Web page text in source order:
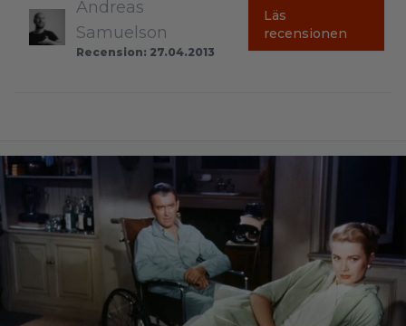
Andreas
Samuelson
Recension: 27.04.2013
Läs
recensionen